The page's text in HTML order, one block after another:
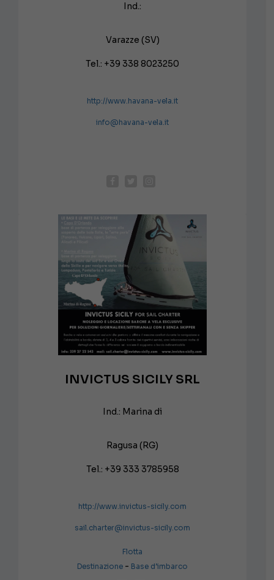
Ind.:
Varazze (SV)
Tel.: +39 338 8023250
http://www.havana-vela.it
info@havana-vela.it
INVICTUS SICILY SRL
Ind.: Marina di
Ragusa (RG)
Tel.: +39 333 3785958
http://www.invictus-sicily.com
sail.charter@invictus-sicily.com
Flotta
Destinazione - Base d’imbarco